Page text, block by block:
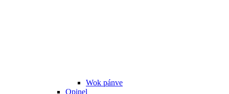
Wok pánve
Opinel